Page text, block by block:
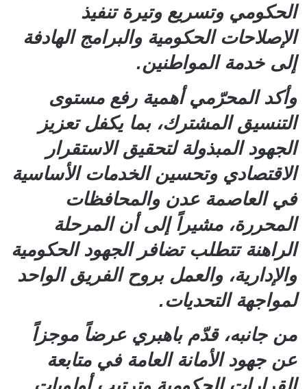
الحكومي وتسريع وتيرة تنفيذ
الإصلاحات الحكومية والبرامج الهادفة
إلى خدمة المواطنين.
وأكد المحرّمي أهمية رفع مستوى
التنسيق المشترك، بما يكفل تعزيز
الجهود المبذولة لتحقيق الاستقرار
الاقتصادي وتحسين الخدمات الأساسية
في العاصمة عدن والمحافظات
المحررة، مشيراً إلى أن المرحلة
الراهنة تتطلب تضافر الجهود الحكومية
والإدارية، والعمل بروح الفريق الواحد
لمواجهة التحديات.
من جانبه، قدّم باهبري عرضاً موجزاً
عن جهود الأمانة العامة في متابعة